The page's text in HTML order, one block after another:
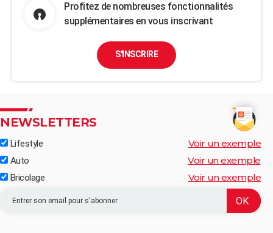
Profitez de nombreuses fonctionnalités
supplémentaires en vous inscrivant
S'INSCRIRE
NEWSLETTERS
Lifestyle Voir un exemple
Auto Voir un exemple
Bricolage Voir un exemple